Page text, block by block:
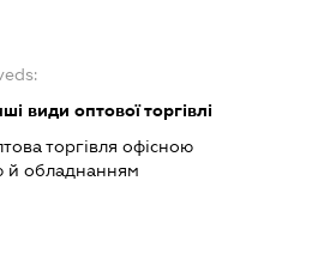
види оптової торгівлі
торгівля офісною
й обладнанням